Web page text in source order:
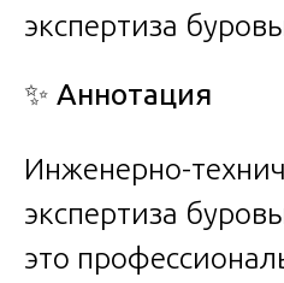
✨ Аннотация
Инженерно-
экспертиза
это